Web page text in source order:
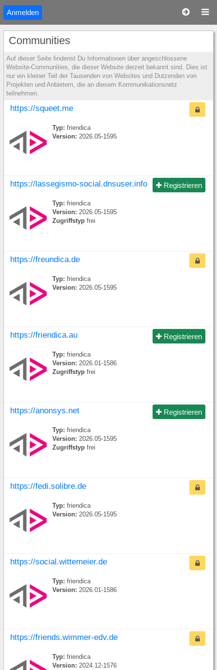
Anmelden
Communities
Auf dieser Seite findenst Du Informationen über angeschlossene
Website-Communities, die dieser Website derzeit bekannt sind. Dies ist
nur ein kleiner Teil der Tausenden von Websites und Dutzenden von
Projekten und Anbietern, die an diesem Kommunikationsnetz
teilnehmen.
https://squeet.me
Typ: friendica
Version: 2026.05-1595
Registrieren
https://lassegismo-social.dnsuser.info
Typ: friendica
Version: 2026.05-1595
Zugriffstyp frei
https://freundica.de
Typ: friendica
Version: 2026.05-1595
Registrieren
https://friendica.au
Typ: friendica
Version: 2026.01-1586
Zugriffstyp frei
Registrieren
https://anonsys.net
Typ: friendica
Version: 2026.05-1595
Zugriffstyp frei
https://fedi.solibre.de
Typ: friendica
Version: 2026.05-1595
https://social.wittemeier.de
Typ: friendica
Version: 2026.01-1586
https://friends.wimmer-edv.de
Typ: friendica
Version: 2024.12-1576